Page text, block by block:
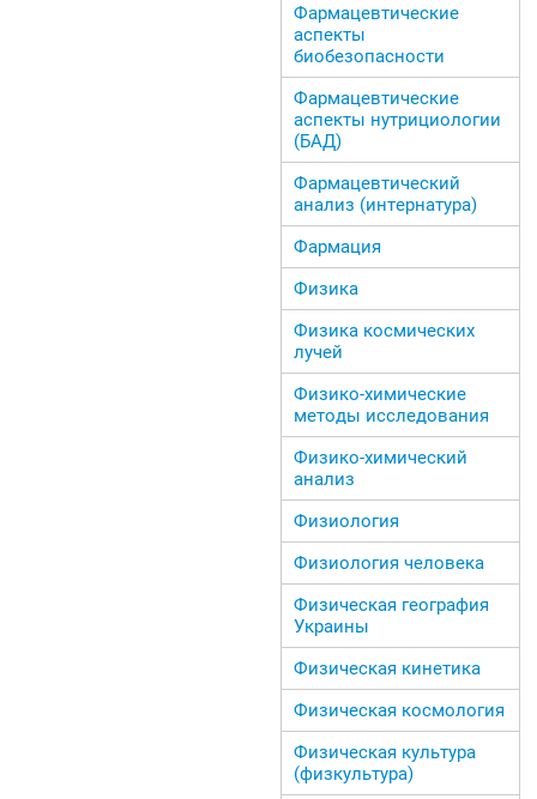
Фармацевтические
аспекты
биобезопасности
Фармацевтические
аспекты нутрициологии
(БАД)
Фармацевтический
анализ (интернатура)
Фармация
Физика
Физика космических
лучей
Физико-химические
методы исследования
Физико-химический
анализ
Физиология
Физиология человека
Физическая география
Украины
Физическая кинетика
Физическая космология
Физическая культура
(физкультура)